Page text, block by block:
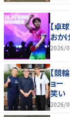
【卓
おか
2026/
【競
ョー
笑い
2026/